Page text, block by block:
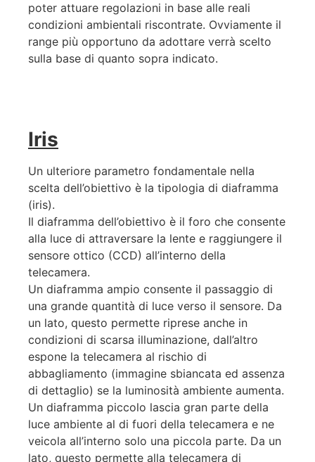
poter attuare regolazioni in base alle reali
condizioni ambientali riscontrate. Ovviamente il
range più opportuno da adottare verrà scelto
sulla base di quanto sopra indicato.
Iris
Un ulteriore parametro fondamentale nella
scelta dell’obiettivo è la tipologia di diaframma
(iris).
Il diaframma dell’obiettivo è il foro che consente
alla luce di attraversare la lente e raggiungere il
sensore ottico (CCD) all’interno della
telecamera.
Un diaframma ampio consente il passaggio di
una grande quantità di luce verso il sensore. Da
un lato, questo permette riprese anche in
condizioni di scarsa illuminazione, dall’altro
espone la telecamera al rischio di
abbagliamento (immagine sbiancata ed assenza
di dettaglio) se la luminosità ambiente aumenta.
Un diaframma piccolo lascia gran parte della
luce ambiente al di fuori della telecamera e ne
veicola all’interno solo una piccola parte. Da un
lato, questo permette alla telecamera di